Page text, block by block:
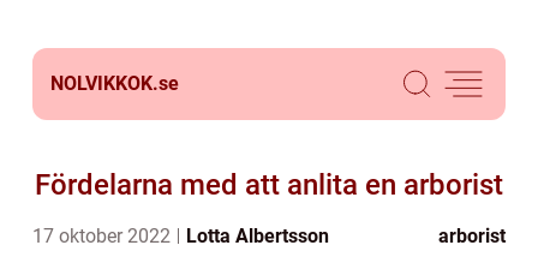
NOLVIKKOK.se
Fördelarna med att anlita en arborist
17 oktober 2022 Lotta Albertsson arborist